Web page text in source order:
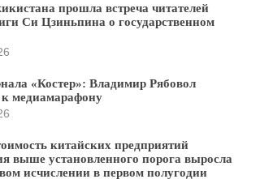
прошла встреча читателей
Си Цзиньпина о государственном
«Костер»: Владимир Рябовол
медиамарафону
китайских предприятий
выше установленного порога выросла
исчислении в первом полугодии